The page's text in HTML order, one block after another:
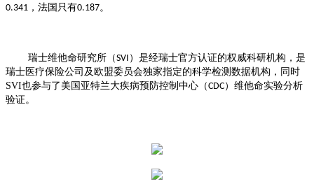
0.341 ，法国只有0.187。
瑞士维他命研究所（SVI ）是经瑞士官方认证的权威科研机构 ，是
瑞士医疗保险公司及欧盟委员会独家指定的科学检测数据机构，同时
SVI也参与了美国亚特兰大疾病预防控制中心（CDC）维他命实验分析
验证。